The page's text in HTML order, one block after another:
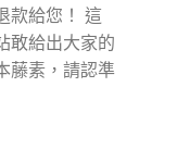
款給您！ 這
敢給出大家的
藤素，請認準